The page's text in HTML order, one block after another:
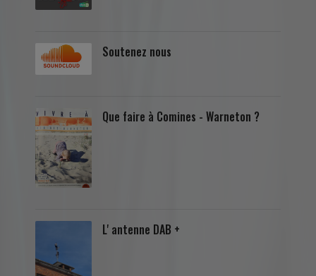
Soutenez nous
Que faire à Comines - Warneton ?
L' antenne DAB +